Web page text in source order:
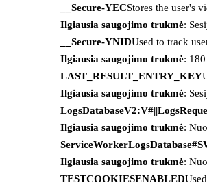
__Secure-YECStores the user's
Ilgiausia saugojimo trukmė:
__Secure-YNIDUsed to track
Ilgiausia saugojimo trukmė:
LAST_RESULT_ENTRY_KEY
Ilgiausia saugojimo trukmė:
Ilgiausia saugojimo trukmė:
Ilgiausia saugojimo trukmė:
TESTCOOKIESENABLED